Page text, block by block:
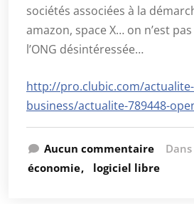
sociétés associées à la
amazon, space X… on n’est
l’ONG désintéressée…
http://pro.clubic.com/
business/actualite-789448-
Aucun commentaire Dans
économie
logiciel libre